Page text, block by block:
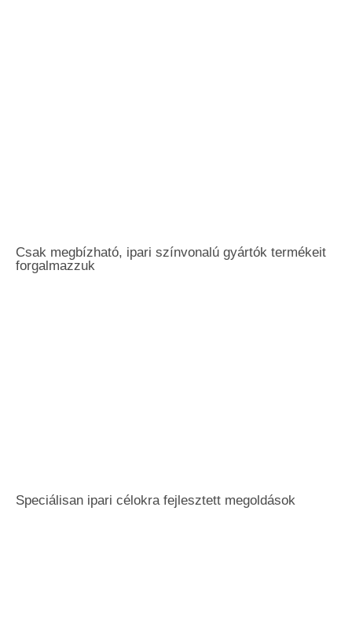
Csak megbízható, ipari színvonalú gyártók termékeit
forgalmazzuk
Speciálisan ipari célokra fejlesztett megoldások